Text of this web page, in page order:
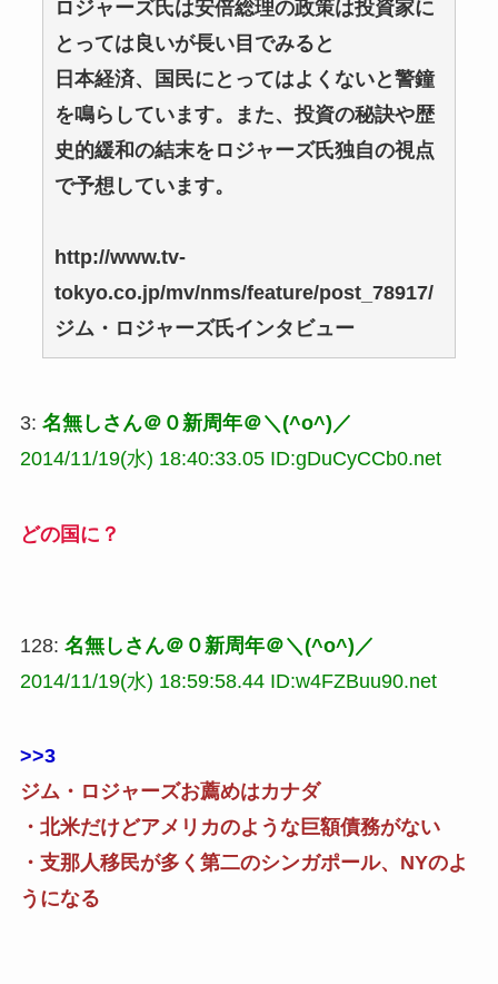
ロジャーズ氏は安倍総理の政策は投資家に
とっては良いが長い目でみると
日本経済、国民にとってはよくないと警鐘
を鳴らしています。また、投資の秘訣や歴
史的緩和の結末をロジャーズ氏独自の視点
で予想しています。
http://www.tv-
tokyo.co.jp/mv/nms/feature/post_78917/
ジム・ロジャーズ氏インタビュー
3: 名無しさん＠０新周年＠＼(^o^)／
2014/11/19(水) 18:40:33.05 ID:gDuCyCCb0.net
どの国に？
128: 名無しさん＠０新周年＠＼(^o^)／
2014/11/19(水) 18:59:58.44 ID:w4FZBuu90.net
>>3
ジム・ロジャーズお薦めはカナダ
・北米だけどアメリカのような巨額債務がない
・支那人移民が多く第二のシンガポール、NYのよ
うになる